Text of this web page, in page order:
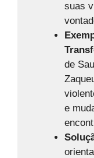
suas
de
e